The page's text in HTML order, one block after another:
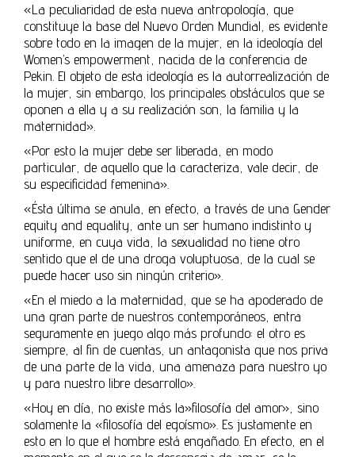
«La peculiaridad de esta nueva antropología, que
constituye la base del Nuevo Orden Mundial, es evidente
sobre todo en la imagen de la mujer, en la ideología del
Women’s empowerment, nacida de la conferencia de
Pekin. El objeto de esta ideología es la autorrealización de
la mujer, sin embargo, los principales obstáculos que se
oponen a ella y a su realización son, la familia y la
maternidad».
«Por esto la mujer debe ser liberada, en modo
particular, de aquello que la caracteriza, vale decir, de
su especificidad femenina».
«Ésta última se anula, en efecto, a través de una Gender
equity and equality, ante un ser humano indistinto y
uniforme, en cuya vida, la sexualidad no tiene otro
sentido que el de una droga voluptuosa, de la cual se
puede hacer uso sin ningún criterio».
«En el miedo a la maternidad, que se ha apoderado de
una gran parte de nuestros contemporáneos, entra
seguramente en juego algo más profundo: el otro es
siempre, al fin de cuentas, un antagonista que nos priva
de una parte de la vida, una amenaza para nuestro yo
y para nuestro libre desarrollo».
«Hoy en día, no existe más la»filosofía del amor», sino
solamente la «filosofía del egoísmo». Es justamente en
esto en lo que el hombre está engañado. En efecto, en el